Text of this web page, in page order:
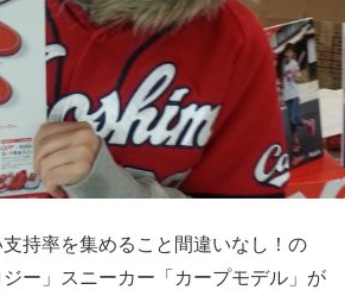
持率を集めること間違いなし！の
ジー」スニーカー「カープモデル」が